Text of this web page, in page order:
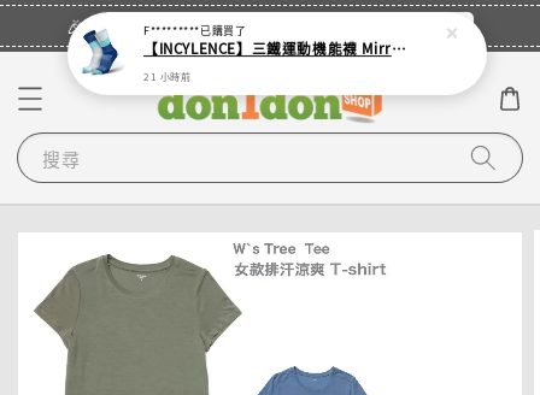
🎉登入會員・領取您的專屬折扣券！ 立即登入
搜尋
F*********已購買了
【INCYLENCE】三鐵運動機能襪 Mirrored Mint
21 小時前